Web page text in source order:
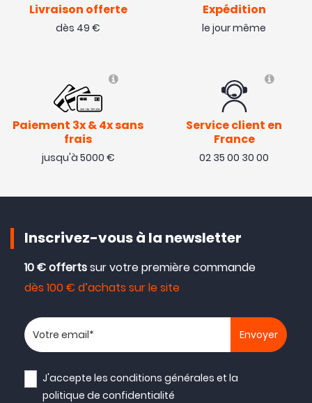
Livraison offerte
dès 49 €
Expédition
le jour même
Paiement 3x & 4x sans
frais
jusqu'à 5000 €
Service client en
France
02 35 00 30 00
Inscrivez-vous à la newsletter
10 € offertssur votre première commande
dès 100 € d’achats sur le site
Votre adresse email
J'accepte lesconditions générales et la
politique de confidentialité